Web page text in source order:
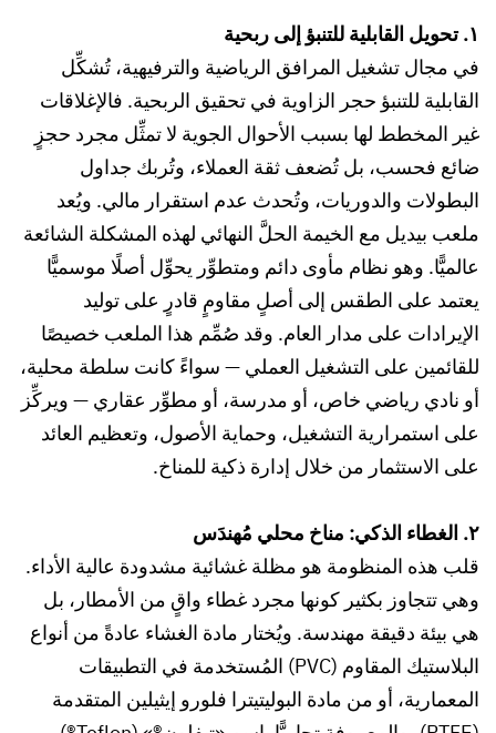
١. تحويل القابلية للتنبؤ إلى ربحية
في مجال تشغيل المرافق الرياضية والترفيهية، تُشكِّل
القابلية للتنبؤ حجر الزاوية في تحقيق الربحية. فالإغلاقات
غير المخطط لها بسبب الأحوال الجوية لا تمثِّل مجرد حجزٍ
ضائع فحسب، بل تُضعف ثقة العملاء، وتُربك جداول
البطولات والدوريات، وتُحدث عدم استقرار مالي. ويُعد
ملعب بيديل مع الخيمة الحلَّ النهائي لهذه المشكلة الشائعة
عالميًّا. وهو نظام مأوى دائم ومتطوِّر يحوِّل أصلًا موسميًّا
يعتمد على الطقس إلى أصلٍ مقاومٍ قادرٍ على توليد
الإيرادات على مدار العام. وقد صُمِّم هذا الملعب خصيصًا
للقائمين على التشغيل العملي — سواءً كانت سلطة محلية،
أو نادي رياضي خاص، أو مدرسة، أو مطوِّر عقاري — ويركِّز
على استمرارية التشغيل، وحماية الأصول، وتعظيم العائد
على الاستثمار من خلال إدارة ذكية للمناخ.
٢. الغطاء الذكي: مناخ محلي مُهندَس
قلب هذه المنظومة هو مظلة غشائية مشدودة عالية الأداء.
وهي تتجاوز بكثير كونها مجرد غطاء واقٍ من الأمطار، بل
هي بيئة دقيقة مهندسة. ويُختار مادة الغشاء عادةً من أنواع
البلاستيك المقاوم (PVC) المُستخدمة في التطبيقات
المعمارية، أو من مادة البوليتيترا فلورو إيثيلين المتقدمة